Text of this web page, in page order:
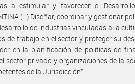
a estimular y favorecer el
(...) Diseñar, coordinar y gestionar
de industrias vinculadas a la
de trabajo en el sector y proteger su
en la planificación de políticas de
sector privado y organizaciones de la
de la Jurisdicción”.